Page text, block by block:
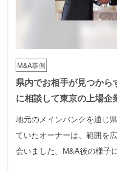
M&A事例
県内でお相手が見つか
に相談して東京の上場企
地元のメインバンクを通じ
ていたオーナーは、範囲を
会いました。M&A後の様子